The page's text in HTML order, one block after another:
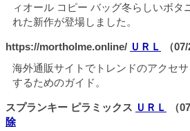
ィオール コピー バッグ冬らしいボタ
れた新作が登場しました。
https://mortholme.online/ ＵＲＬ
（
海外通販サイトでトレンドのアクセ
するためのガイド。
スプランキー ピラミックス ＵＲＬ
（
除